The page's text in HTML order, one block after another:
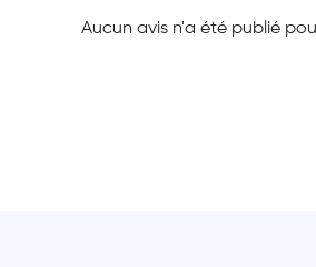
Aucun avis n'a été publié